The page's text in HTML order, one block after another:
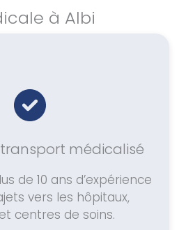
à Albi
transport médicalisé
de 10 ans d’expérience
vers les hôpitaux,
centres de soins.